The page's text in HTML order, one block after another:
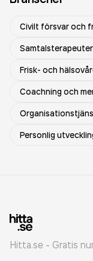
Civilt försvar och
Frisk- och
Coachning och
Personlig
Hitta.se - Gratis